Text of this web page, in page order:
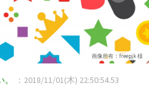
画像所有：freepik 様
：2018/11/01(木) 22:50:54.53